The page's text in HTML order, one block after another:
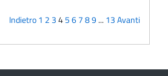
Indietro1 2 3456789... 13Avanti